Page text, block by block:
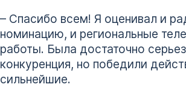
– Спасибо всем! Я оценивал и
номинацию, и региональные
работы. Была достаточно
конкуренция, но победили
сильнейшие.